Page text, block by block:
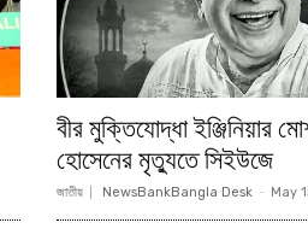
বীর মুক্তিযোদ্ধা ইঞ্জিনিয়ার
হোসেনের মৃত্যুতে সিইউজে
জাতীয় NewsBankBangla Desk - May